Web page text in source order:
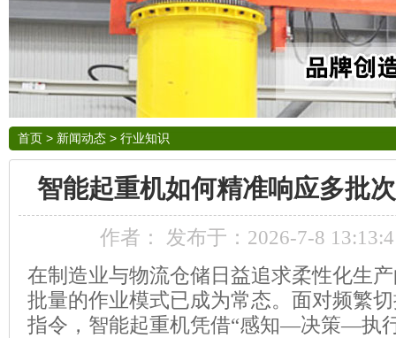
首页 > 新闻动态 > 行业知识
智能起重机如何精准响应多批
作者： 发布于：2026-7-8
在制造业与物流仓储日益追求柔性化生
批量的作业模式已成为常态。面对频繁
指令，智能起重机凭借“感知—决策—执